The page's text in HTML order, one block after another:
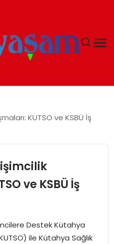
KUTSO ve KSBÜ İş
ve KSBÜ İş
Destek Kütahya
ile Kütahya Sağlık